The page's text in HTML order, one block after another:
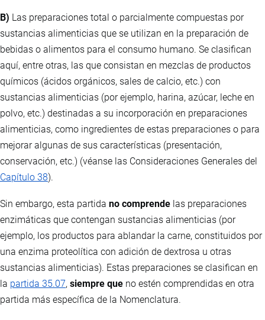
B) Las preparaciones total o parcialmente compuestas por
sustancias alimenticias que se utilizan en la preparación de
bebidas o alimentos para el consumo humano. Se clasifican
aquí, entre otras, las que consistan en mezclas de productos
químicos (ácidos orgánicos, sales de calcio, etc.) con
sustancias alimenticias (por ejemplo, harina, azúcar, leche en
polvo, etc.) destinadas a su incorporación en preparaciones
alimenticias, como ingredientes de estas preparaciones o para
mejorar algunas de sus características (presentación,
conservación, etc.) (véanse las Consideraciones Generales del
Capítulo 38).
Sin embargo, esta partida no comprende las preparaciones
enzimáticas que contengan sustancias alimenticias (por
ejemplo, los productos para ablandar la carne, constituidos por
una enzima proteolítica con adición de dextrosa u otras
sustancias alimenticias). Estas preparaciones se clasifican en
la partida 35.07, siempre que no estén comprendidas en otra
partida más específica de la Nomenclatura.